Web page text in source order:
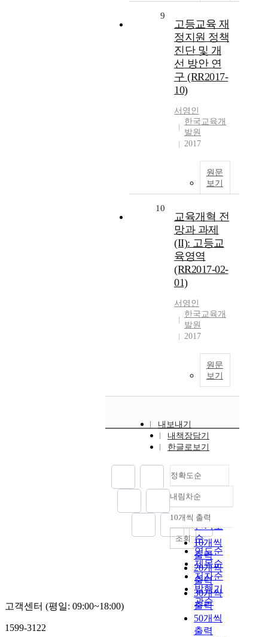
9
고등교육 재
정지원 정책
진단 및 개
선 방안 연
구 (RR2017-
10)
서영인
한국교육개
발원
2017
원문
보기
10
교육개혁 전
망과 과제
(II): 고등교
육영역
(RR2017-02-
01)
서영인
한국교육개
발원
2017
원문
보기
내보내기
내책장담기
한글로보기
정확도순
정확도
순
인기도
순
연도순
제목순
저자순
발행기
관순
내림차순
내림차순
10개씩 출력
10개씩
출력
20개씩
출력
30개씩
출력
50개씩
출력
조회
고객센터 (평일: 09:00~18:00)
1599-3122